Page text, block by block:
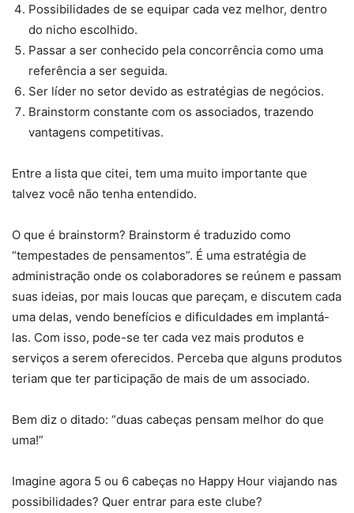
Possibilidades de se equipar cada vez melhor, dentro
do nicho escolhido.
Passar a ser conhecido pela concorrência como uma
referência a ser seguida.
Ser líder no setor devido as estratégias de negócios.
Brainstorm constante com os associados, trazendo
vantagens competitivas.
Entre a lista que citei, tem uma muito importante que
talvez você não tenha entendido.
O que é brainstorm? Brainstorm é traduzido como
“tempestades de pensamentos”. É uma estratégia de
administração onde os colaboradores se reúnem e passam
suas ideias, por mais loucas que pareçam, e discutem cada
uma delas, vendo benefícios e dificuldades em implantá-
las. Com isso, pode-se ter cada vez mais produtos e
serviços a serem oferecidos. Perceba que alguns produtos
teriam que ter participação de mais de um associado.
Bem diz o ditado: “duas cabeças pensam melhor do que
uma!”
Imagine agora 5 ou 6 cabeças no Happy Hour viajando nas
possibilidades? Quer entrar para este clube?